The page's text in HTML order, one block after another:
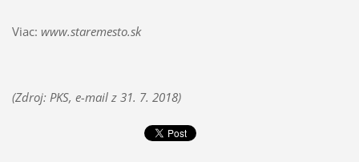
Viac: www.staremesto.sk
(Zdroj: PKS, e-mail z 31. 7. 2018)